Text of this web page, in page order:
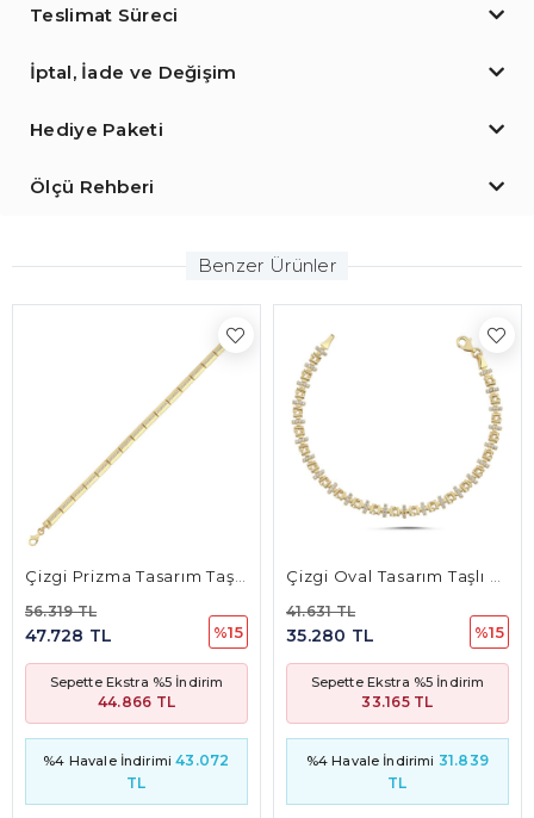
Teslimat Süreci
İptal, İade ve Değişim
Hediye Paketi
Ölçü Rehberi
Benzer Ürünler
47.728 TL
56.319 TL
%15
Sepette Ekstra %5 İndirim
44.866 TL
%4 Havale İndirimi43.072
TL
35.280 TL
41.631 TL
%15
Sepette Ekstra %5 İndirim
33.165 TL
%4 Havale İndirimi 31.839
TL